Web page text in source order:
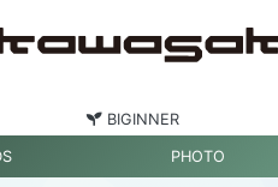
BIGINNER
PHOTO